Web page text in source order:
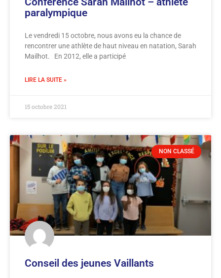
paralympique
Le vendredi 15 octobre, nous avons eu la chance de
rencontrer une athlète de haut niveau en natation, Sarah
Mailhot. En 2012, elle a participé
LIRE LA SUITE »
15 octobre 2021
NON CLASSÉ
Conseil des jeunes Vaillants